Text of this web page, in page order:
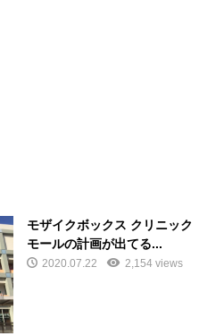
モザイクボックス クリニック
モールの計画が出てる...
2020.07.22 2,154 views